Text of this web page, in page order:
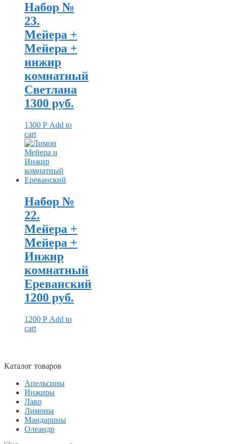
Набор №
23.
Мейера +
Мейера +
инжир
комнатный
Светлана
1300 руб.
1300 Р Add to
cart
Набор №
22.
Мейера +
Мейера +
Инжир
комнатный
Ереванский
1200 руб.
1200 Р Add to
cart
Каталог товаров
Апельсины
Инжиры
Лавр
Лимоны
Мандарины
Олеандр